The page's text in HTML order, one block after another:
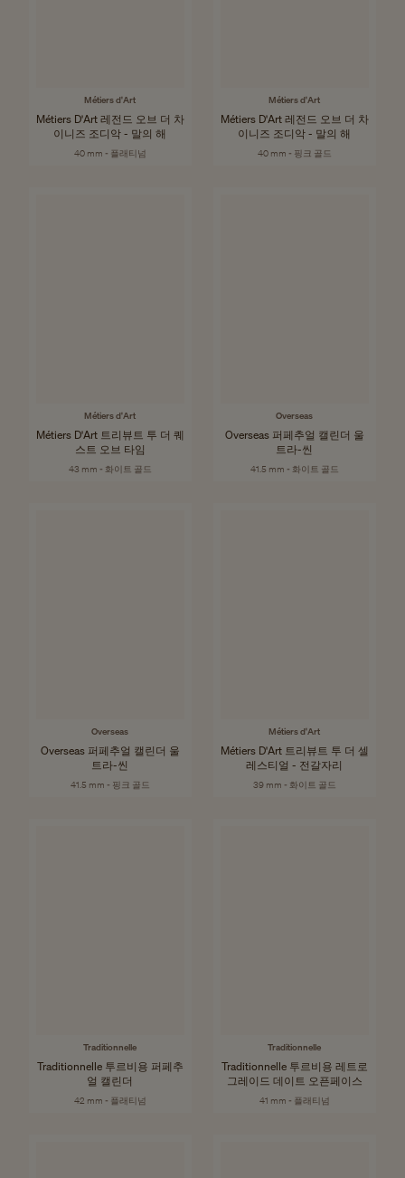
Métiers d'Art
Métiers D'Art 레전드 오브 더 차
이니즈 조디악 - 말의 해
40 mm - 플래티넘
Métiers d'Art
Métiers D'Art 레전드 오브 더 차
이니즈 조디악 - 말의 해
40 mm - 핑크 골드
Métiers d'Art
Métiers D'Art 트리뷰트 투 더 퀘
스트 오브 타임
43 mm - 화이트 골드
Overseas
Overseas 퍼페추얼 캘린더 울
트라-씬
41.5 mm - 화이트 골드
Overseas
Overseas 퍼페추얼 캘린더 울
트라-씬
41.5 mm - 핑크 골드
Métiers d'Art
Métiers D'Art 트리뷰트 투 더 셀
레스티얼 - 전갈자리
39 mm - 화이트 골드
Traditionnelle
Traditionnelle 투르비용 퍼페추
얼 캘린더
42 mm - 플래티넘
Traditionnelle
Traditionnelle 투르비용 레트로
그레이드 데이트 오픈페이스
41 mm - 플래티넘